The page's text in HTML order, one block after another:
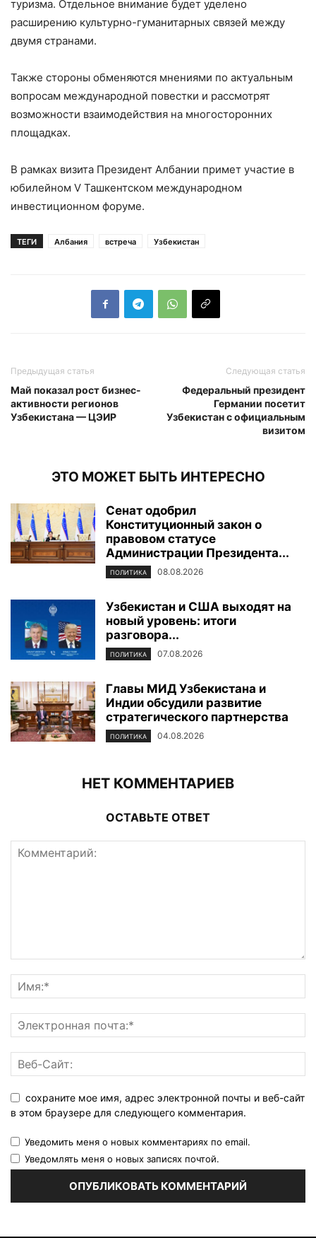
туризма. Отдельное внимание будет уделено
расширению культурно-гуманитарных связей между
двумя странами.
Также стороны обменяются мнениями по актуальным
вопросам международной повестки и рассмотрят
возможности взаимодействия на многосторонних
площадках.
В рамках визита Президент Албании примет участие в
юбилейном V Ташкентском международном
инвестиционном форуме.
ТЕГИ Албания встреча Узбекистан
Предыдущая статья
Май показал рост бизнес-
активности регионов
Узбекистана — ЦЭИР
Следующая статья
Федеральный президент
Германии посетит
Узбекистан с официальным
визитом
ЭТО МОЖЕТ БЫТЬ ИНТЕРЕСНО
Сенат одобрил
Конституционный закон о
правовом статусе
Администрации Президента...
ПОЛИТИКА 08.08.2026
Узбекистан и США выходят на
новый уровень: итоги
разговора...
ПОЛИТИКА 07.08.2026
Главы МИД Узбекистана и
Индии обсудили развитие
стратегического партнерства
ПОЛИТИКА 04.08.2026
НЕТ КОММЕНТАРИЕВ
ОСТАВЬТЕ ОТВЕТ
сохраните мое имя, адрес электронной почты и веб-сайт
в этом браузере для следующего комментария.
Уведомить меня о новых комментариях по email.
Уведомлять меня о новых записях почтой.